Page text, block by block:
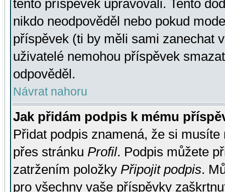
tento příspěvek upravovali. Tento
nikdo neodpověděl nebo pokud
příspěvek (ti by měli sami zanechat
uživatelé nemohou příspěvek
odpověděl.
Návrat nahoru
Jak přidám podpis k mému
Přidat podpis znamená, že si
přes stránku Profil. Podpis můžete
zatržením položky Připojit podpis.
pro všechny vaše příspěvky